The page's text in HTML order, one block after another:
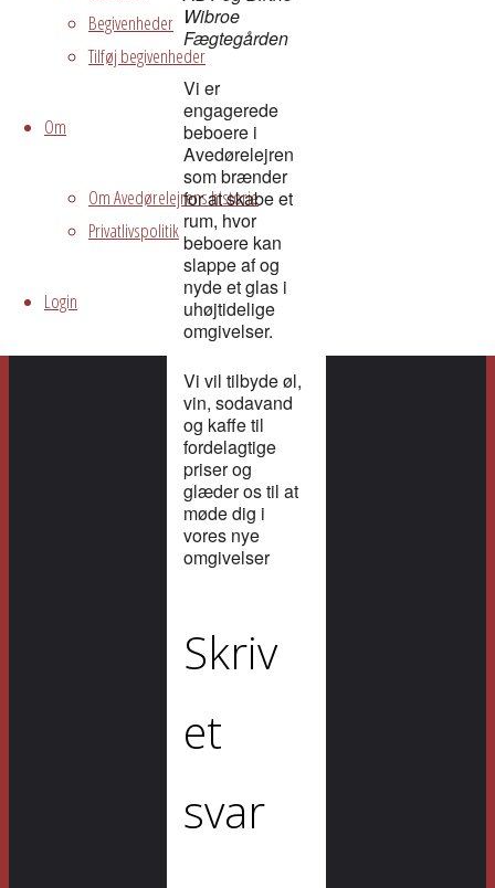
Begivenheder
Tilføj begivenheder
Om
Om Avedørelejrens historie
Privatlivspolitik
Login
Wibroe
Fægtegården
Vi er
engagerede
beboere i
Avedørelejren
som brænder
for at skabe et
rum, hvor
beboere kan
slappe af og
nyde et glas i
uhøjtidelige
omgivelser.
Vi vil tilbyde øl,
vin, sodavand
og kaffe til
fordelagtige
priser og
glæder os til at
møde dig i
vores nye
omgivelser
Skriv
et
svar